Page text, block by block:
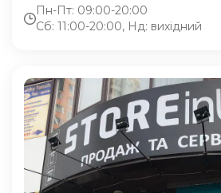
Пн-Пт: 09:00-20:00
Сб: 11:00-20:00, Нд: вихідний